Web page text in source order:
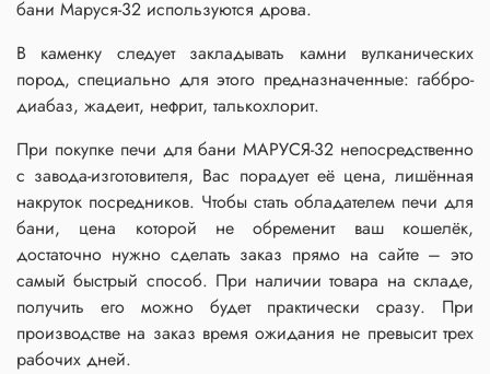
бани Маруся-32 используются дрова.
В каменку следует закладывать камни вулканических
пород, специально для этого предназначенные: габбро-
диабаз, жадеит, нефрит, талькохлорит.
При покупке печи для бани МАРУСЯ-32 непосредственно
с завода-изготовителя, Вас порадует её цена, лишённая
накруток посредников. Чтобы стать обладателем печи для
бани, цена которой не обременит ваш кошелёк,
достаточно нужно сделать заказ прямо на сайте – это
самый быстрый способ. При наличии товара на складе,
получить его можно будет практически сразу. При
производстве на заказ время ожидания не превысит трех
рабочих дней.